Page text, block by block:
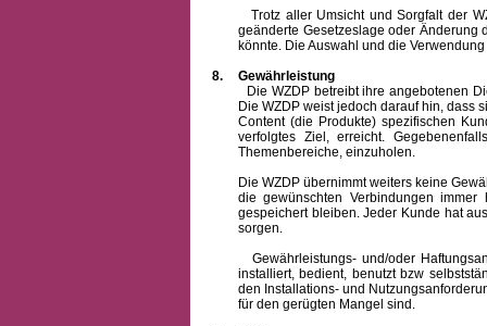
Trotz aller Umsicht und Sorgfalt der
geänderte Gesetzeslage oder Änderung
könnte. Die Auswahl und die
8.
Gewährleistung
Die WZDP betreibt ihre angebotenen
Die WZDP weist jedoch darauf hin, dass
Content (die Produkte) spezifischen
verfolgtes Ziel, erreicht.
Themenbereiche, einzuholen.
Die WZDP übernimmt weiters keine
die gewünschten Verbindungen
gespeichert bleiben. Jeder Kunde hat
sorgen.
Gewährleistungs- und/oder
installiert, bedient, benutzt bzw
den Installations- und
für den gerügten Mangel sind.